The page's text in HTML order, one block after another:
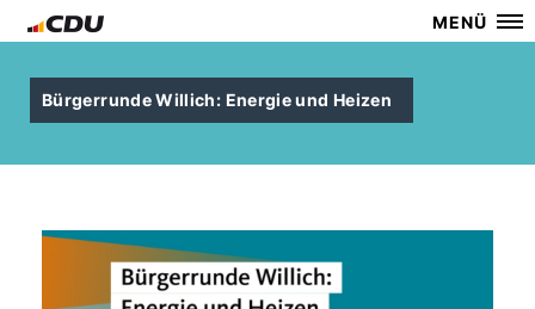
MENÜ
Bürgerrunde Willich: Energie und Heizen